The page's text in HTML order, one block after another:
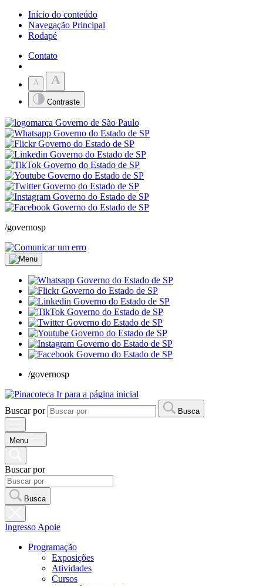
Início do conteúdo
Navegação Principal
Rodapé
Contato
A A
Contraste
/governosp
/governosp
Ir para a página inicial
Buscar por
Busca
Menu
Buscar por
Busca
Ingresso Apoie
Programação
Exposições
Atividades
Cursos